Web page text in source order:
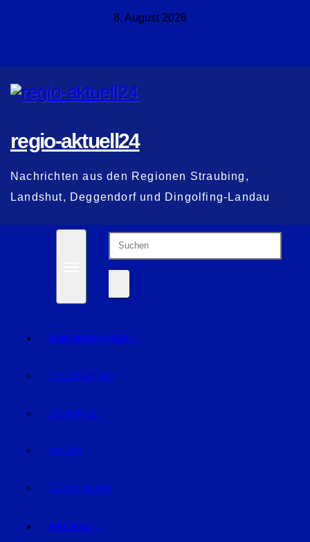
8. August 2026
regio-aktuell24
Nachrichten aus den Regionen Straubing,
Landshut, Deggendorf und Dingolfing-Landau
ÜBERREGIONAL
NIEDERBAYERN
OBERPFALZ
BAYERN
DEUTSCHLAND
REGION